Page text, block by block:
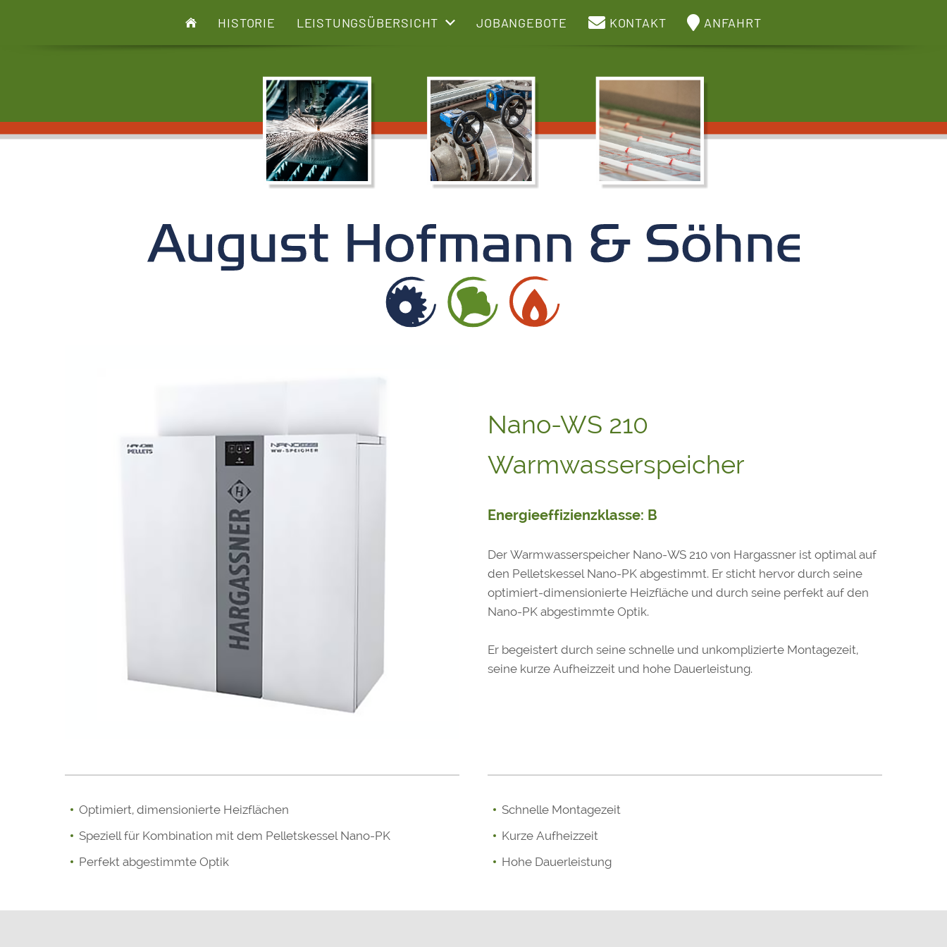
HISTORIE LEISTUNGSÜBERSICHT JOBANGEBOTE KONTAKT ANFAHRT
Nano-WS 210
Warmwasserspeicher
Energieeffizienzklasse: B
Der Warmwasserspeicher Nano-WS 210 von Hargassner ist optimal auf
den Pelletskessel Nano-PK abgestimmt. Er sticht hervor durch seine
optimiert-dimensionierte Heizfläche und durch seine perfekt auf den
Nano-PK abgestimmte Optik.
Er begeistert durch seine schnelle und unkomplizierte Montagezeit,
seine kurze Aufheizzeit und hohe Dauerleistung.
Optimiert, dimensionierte Heizflächen
Speziell für Kombination mit dem Pelletskessel Nano-PK
Perfekt abgestimmte Optik
Schnelle Montagezeit
Kurze Aufheizzeit
Hohe Dauerleistung